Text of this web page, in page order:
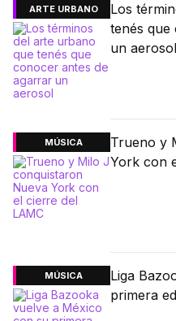
ARTE URBANO
Los
tenés que
un aerosol
MÚSICA
Trueno y
York con
MÚSICA
Liga
primera